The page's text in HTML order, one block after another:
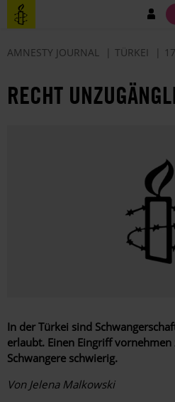
Direkt
zum
Benutzermenü
AMNESTY JOURNAL TÜRKEI
RECHT
In der Türkei sind
erlaubt. Einen Eingriff
Schwangere schwierig.
Von Jelena Malkowski